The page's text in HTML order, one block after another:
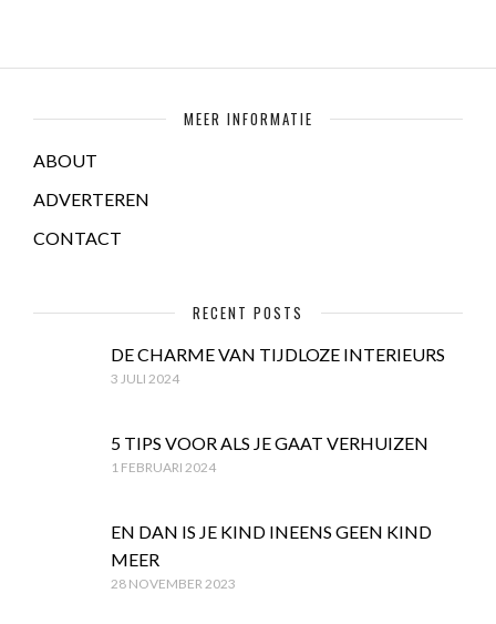
MEER INFORMATIE
ABOUT
ADVERTEREN
CONTACT
RECENT POSTS
DE CHARME VAN TIJDLOZE INTERIEURS
3 JULI 2024
5 TIPS VOOR ALS JE GAAT VERHUIZEN
1 FEBRUARI 2024
EN DAN IS JE KIND INEENS GEEN KIND
MEER
28 NOVEMBER 2023